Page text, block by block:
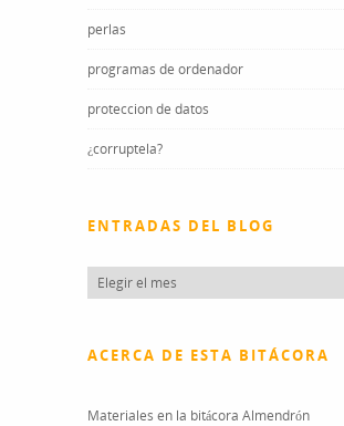
perlas
programas de ordenador
proteccion de datos
¿corruptela?
ENTRADAS DEL BLOG
Entradas
del
ACERCA DE ESTA BITÁCORA
Materiales en la bitácora Almendrón